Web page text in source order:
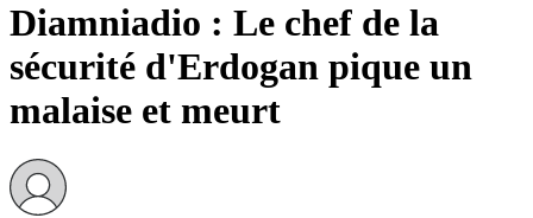
Diamniadio : Le chef de la
sécurité d'Erdogan pique un
malaise et meurt